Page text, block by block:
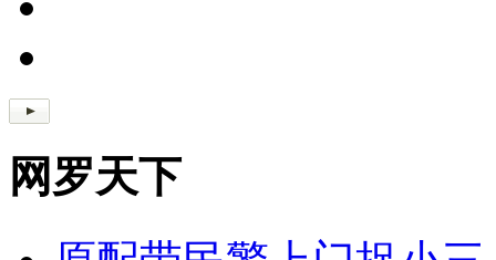
网罗天下